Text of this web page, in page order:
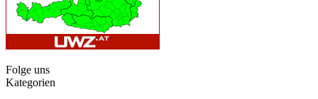
Folge uns
Kategorien